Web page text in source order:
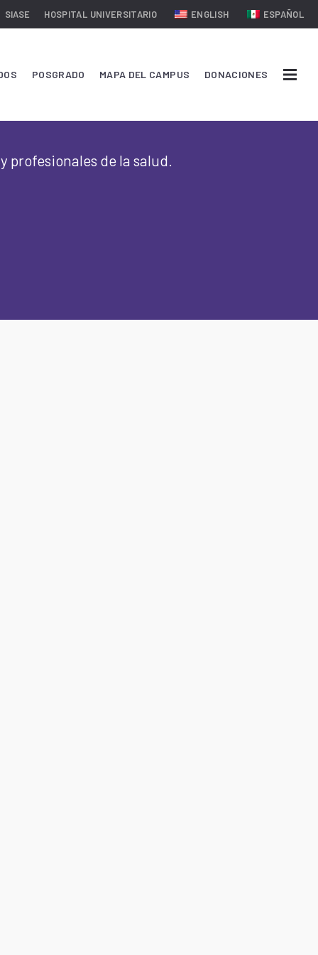
SIASE HOSPITAL UNIVERSITARIO ENGLISH ESPAÑOL
POSGRADO MAPA DEL CAMPUS DONACIONES
profesionales de la salud.